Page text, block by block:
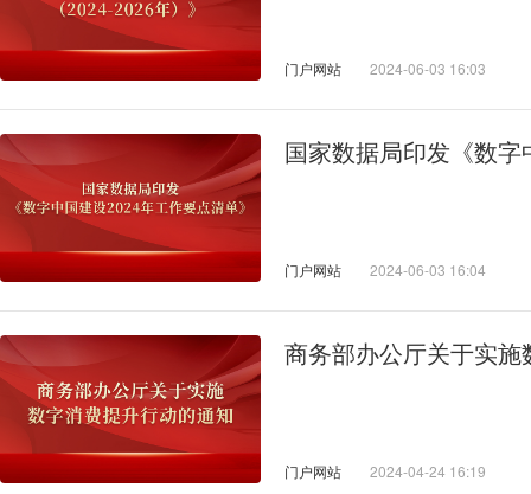
门户网站 2024-06-03 16:03
国家数据局印发《数
门户网站 2024-06-03 16:04
商务部办公厅关于实
门户网站 2024-04-24 16:19